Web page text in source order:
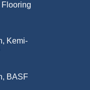
Flooring
Kemi-
BASF